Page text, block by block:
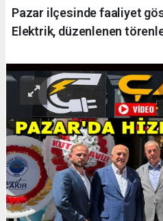
Pazar ilçesinde faaliyet
Elektrik, düzenlenen